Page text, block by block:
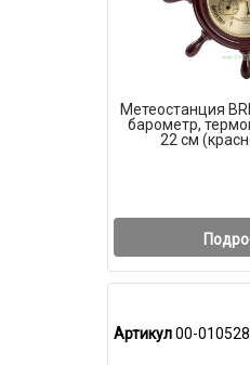
Метеостанция
барометр,
22 см
Артикул00-